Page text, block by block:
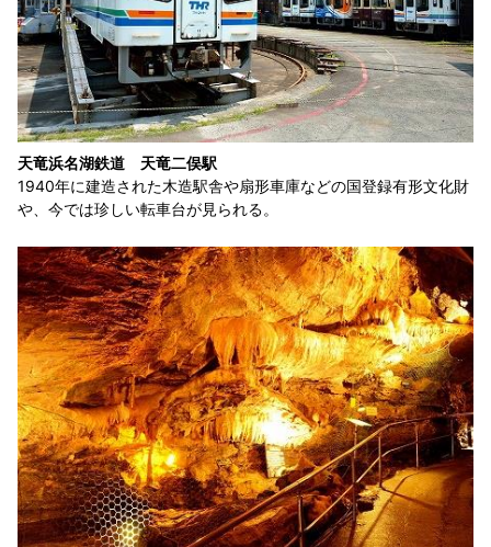
天竜浜名湖鉄道 天竜二俣駅
1940年に建造された木造駅舎や扇形車庫などの国登録有形文化財
や、今では珍しい転車台が見られる。